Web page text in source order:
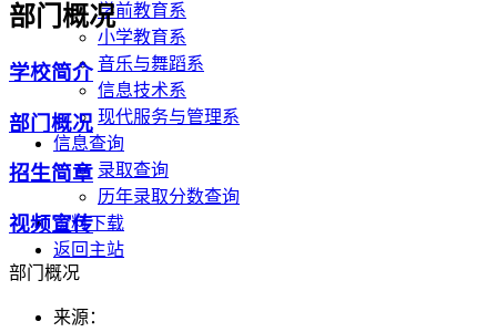
学前教育系
小学教育系
音乐与舞蹈系
信息技术系
现代服务与管理系
信息查询
录取查询
历年录取分数查询
资料下载
返回主站
部门概况
学校简介
部门概况
招生简章
视频宣传
部门概况
来源：